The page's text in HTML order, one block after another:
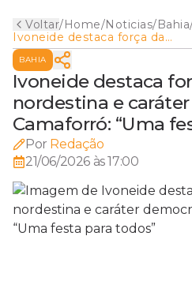
Voltar/Home/Noticias/Bahia
Ivoneide destaca força da
cultura nordestina e caráter
democrático do Camaforró:
“Uma festa para todos”
BAHIA
Ivoneide destaca
nordestina e
Camaforró: “Uma
Por Redação
21/06/2026 às 17:00